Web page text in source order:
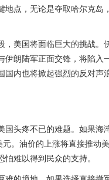
地点，无论是夺取哈尔克
，美国将面临巨大的挑战
伊朗陆军正面交锋，将陷
国内也将掀起强烈的反对声
国头疼不已的难题。如果
。油价的上涨将直接推动
难以得到民众的支持。